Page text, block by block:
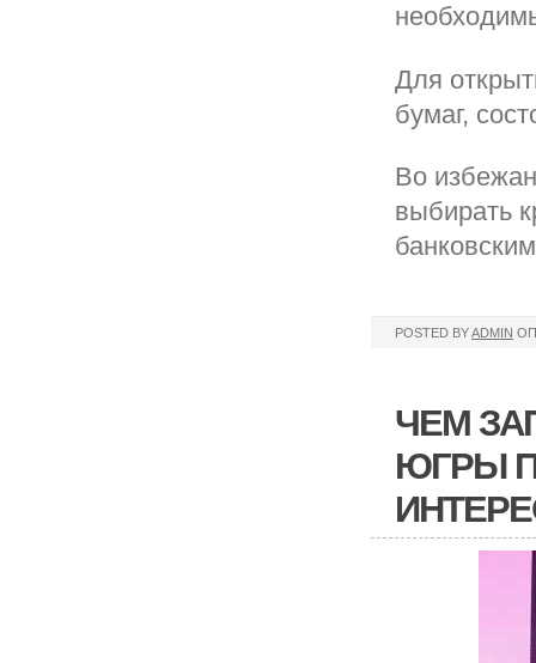
Для
бумаг,
Во
выбирать
POSTED BYADMIN
ЧЕМ
ЮГРЫ